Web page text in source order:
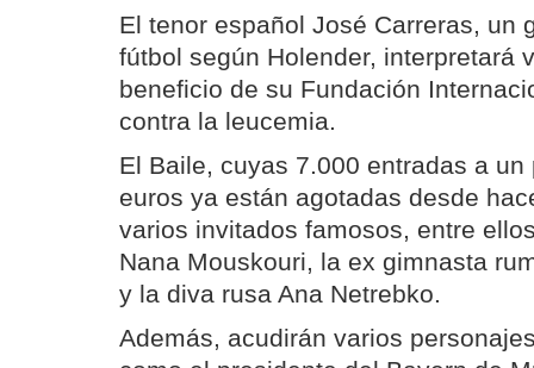
El tenor español José Carreras, un
fútbol según Holender, interpretará
beneficio de su Fundación
contra la leucemia.
El Baile, cuyas 7.000 entradas a
euros ya están agotadas desde
varios invitados famosos, entre
Nana Mouskouri, la ex gimnasta
y la diva rusa Ana Netrebko.
Además, acudirán varios